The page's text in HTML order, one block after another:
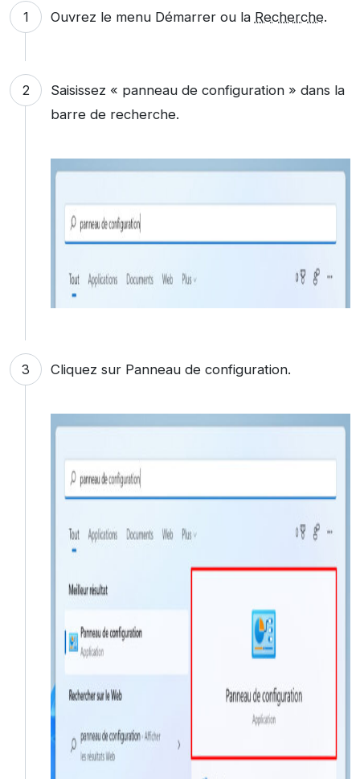
Ouvrez le menu Démarrer ou la Recherche.
Saisissez « panneau de configuration » dans la
barre de recherche.
Cliquez sur Panneau de configuration.